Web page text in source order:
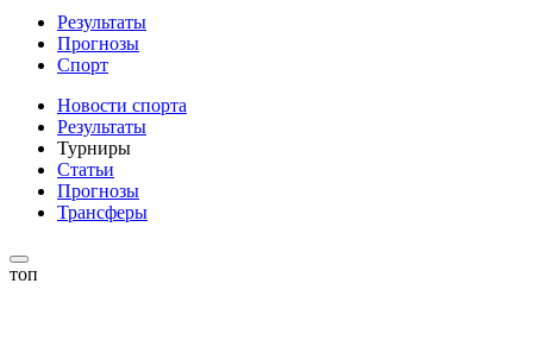
Результаты
Прогнозы
Спорт
Новости спорта
Результаты
Турниры
Статьи
Прогнозы
Трансферы
топ